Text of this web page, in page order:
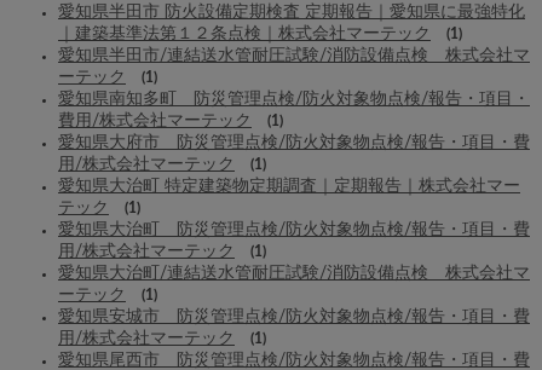
愛知県半田市 防火設備定期検査 定期報告｜愛知県に最強特化
｜建築基準法第１２条点検｜株式会社マーテック
(1)
愛知県半田市/連結送水管耐圧試験/消防設備点検 株式会社マ
ーテック
(1)
愛知県南知多町 防災管理点検/防火対象物点検/報告・項目・
費用/株式会社マーテック
(1)
愛知県大府市 防災管理点検/防火対象物点検/報告・項目・費
用/株式会社マーテック
(1)
愛知県大治町 特定建築物定期調査｜定期報告｜株式会社マー
テック
(1)
愛知県大治町 防災管理点検/防火対象物点検/報告・項目・費
用/株式会社マーテック
(1)
愛知県大治町/連結送水管耐圧試験/消防設備点検 株式会社マ
ーテック
(1)
愛知県安城市 防災管理点検/防火対象物点検/報告・項目・費
用/株式会社マーテック
(1)
愛知県尾西市 防災管理点検/防火対象物点検/報告・項目・費